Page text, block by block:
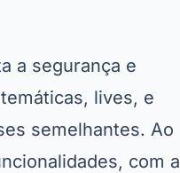
a segurança e
lives, e
semelhantes. Ao
com a